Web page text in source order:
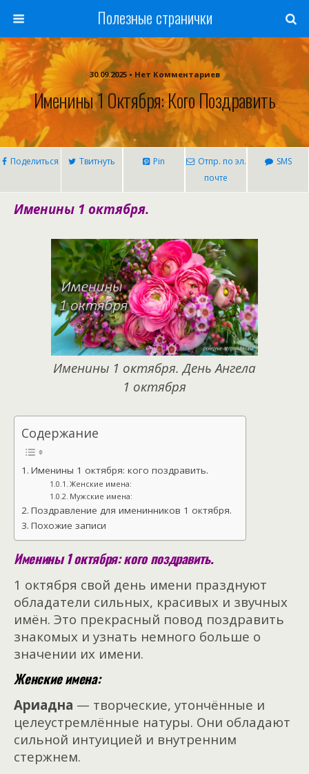
Полезные странички
30.09.2025 • Нет Комментариев
Именины 1 Октября: Кого Поздравить
Поделиться Твитнуть Pin
Отпр. по эл.
почте
SMS
Именины 1 октября.
Именины 1 октября. День Ангела
1 октября
Содержание
Именины 1 октября: кого поздравить.
Женские имена:
Мужские имена:
Поздравление для именинников 1 октября.
Похожие записи
Именины 1 октября: кого поздравить.
1 октября свой день имени празднуют
обладатели сильных, красивых и звучных
имён. Это прекрасный повод поздравить
знакомых и узнать немного больше о
значении их имени.
Женские имена:
Ариадна — творческие, утончённые и
целеустремлённые натуры. Они обладают
сильной интуицией и внутренним
стержнем.